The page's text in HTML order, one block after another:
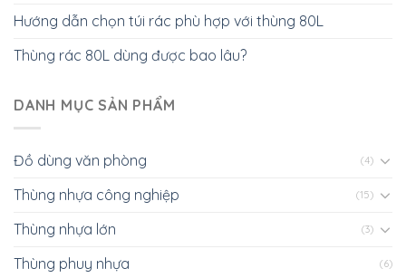
Hướng dẫn chọn túi rác phù hợp với thùng 80L
Thùng rác 80L dùng được bao lâu?
DANH MỤC SẢN PHẨM
Đồ dùng văn phòng (4)
Thùng nhựa công nghiệp (15)
Thùng nhựa lớn (3)
Thùng phuy nhựa (6)